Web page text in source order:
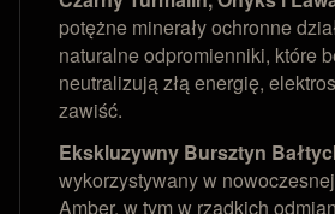
potężne minerały ochronne
naturalne odpromienniki, które
neutralizują złą energię,
zawiść.
Ekskluzywny Bursztyn
wykorzystywany w
Amber, w tym w rzadkich